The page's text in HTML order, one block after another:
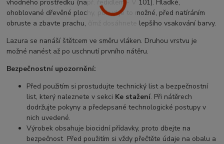
vhodného prostředku (např. ředidlem - V 101). Hladké,
ohoblované dřevěné plochy, pokud je to možné, před natíráním
obruste a zbavte prachu, čímž dosáhnete lepšího vsakování barvy.
Lazura se nanáší štětcem ve směru vláken. Druhou vrstvu je
možné nanést až po uschnutí prvního nátěru.
Bezpečnostní upozornění:
Před použitím si prostudujte technický list a bezpečnostní
list, který naleznete v sekci Ke stažení. Při nátěrech
dodržujte pokyny a předepsané technologické postupy v
nich uvedené.
Výrobek obsahuje biocidní přídavky, proto dbejte na
bezpečnost Před použitím si vždy přečtěte údaje na obalu a